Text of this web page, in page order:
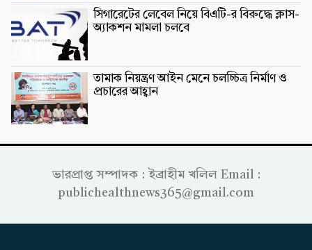
সিগারেটের লেবেল নিয়ে বিএটি-র বিরুদ্ধে ক্লাস-
অ্যাকশন মামলা চলবে
তামাক নিয়ন্ত্রণ আইন মেনে চলচ্চিত্র নির্মাণ ও
প্রচারের আহ্বান
ভারপ্রাপ্ত সম্পাদক : ইব্রাহীম খলিল Email :
publichealthnews365@gmail.com